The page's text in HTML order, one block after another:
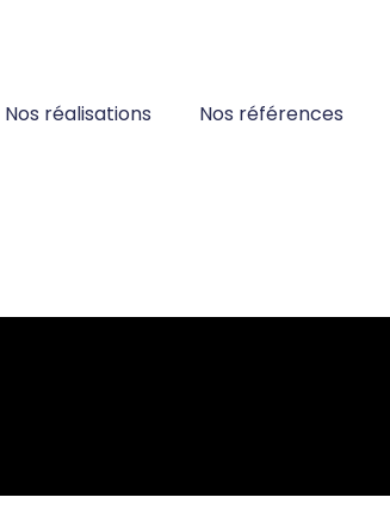
Nos réalisations Nos références